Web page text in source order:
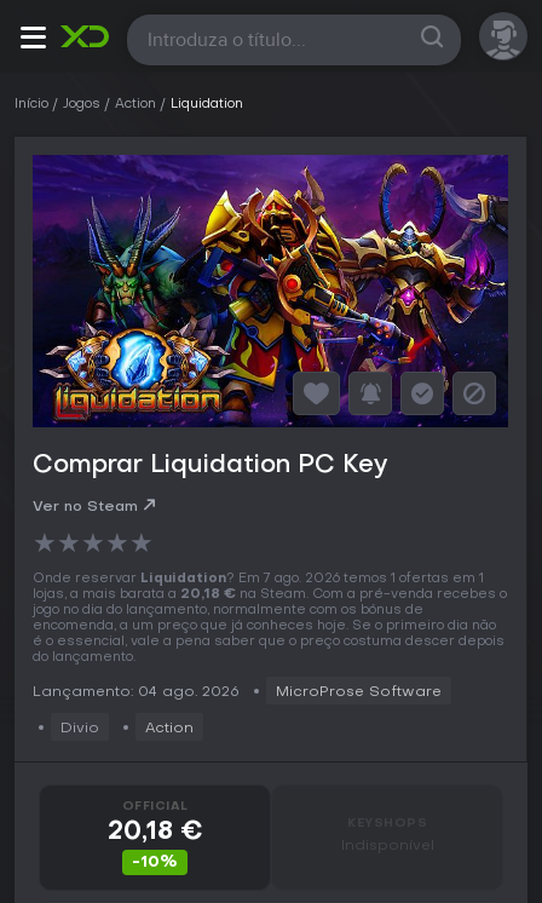
Todas
Início Jogos Action Liquidation
Comprar Liquidation PC Key
Ver no Steam
★★★★★
Onde reservar Liquidation? Em 7 ago. 2026 temos 1 ofertas em 1
lojas, a mais barata a 20,18 € na Steam. Com a pré-venda recebes o
jogo no dia do lançamento, normalmente com os bónus de
encomenda, a um preço que já conheces hoje. Se o primeiro dia não
é o essencial, vale a pena saber que o preço costuma descer depois
do lançamento.
Lançamento: 04 ago. 2026 MicroProse Software
Divio Action
OFFICIAL
20,18 €
-10%
Indisponível